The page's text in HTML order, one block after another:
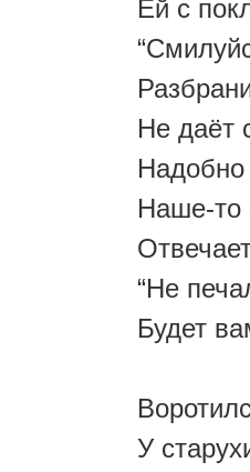
Ей с
Не даёт
Надобно
Наше-то
“Не
Будет
У